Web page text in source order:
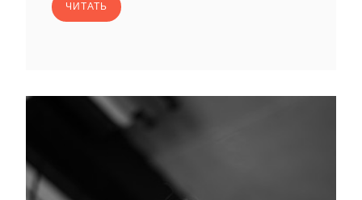
ЧИТАТЬ